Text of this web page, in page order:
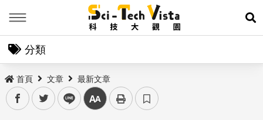
展
分類
首頁 文章 最新文章
facebooktwitter line 中